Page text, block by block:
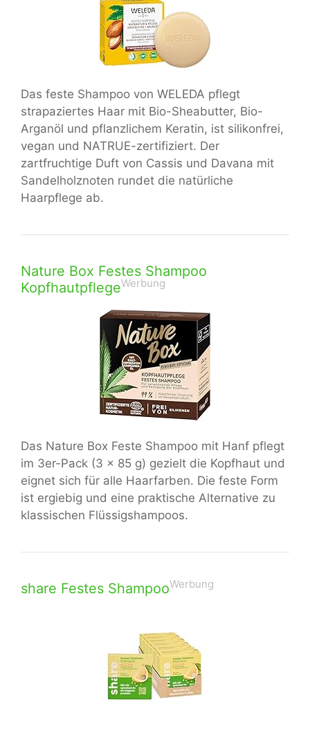
Das feste Shampoo von WELEDA pflegt
strapaziertes Haar mit Bio-Sheabutter, Bio-
Arganöl und pflanzlichem Keratin, ist silikonfrei,
vegan und NATRUE-zertifiziert. Der
zartfruchtige Duft von Cassis und Davana mit
Sandelholznoten rundet die natürliche
Haarpflege ab.
Nature Box Festes Shampoo
KopfhautpflegeWerbung
Das Nature Box Feste Shampoo mit Hanf pflegt
im 3er-Pack (3 x 85 g) gezielt die Kopfhaut und
eignet sich für alle Haarfarben. Die feste Form
ist ergiebig und eine praktische Alternative zu
klassischen Flüssigshampoos.
share Festes ShampooWerbung